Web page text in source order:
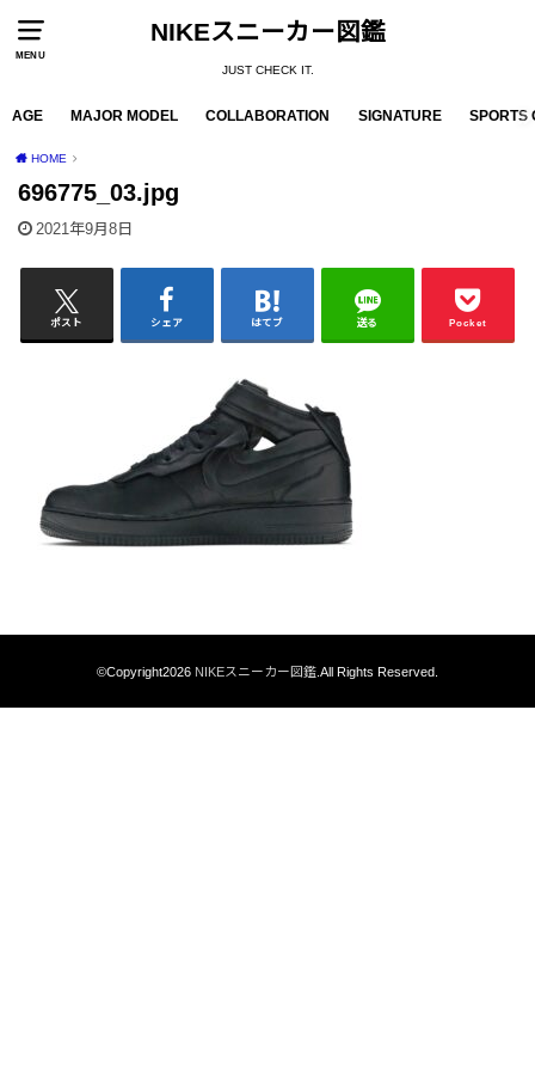
MENU
NIKEスニーカー図鑑
JUST CHECK IT.
AGE MAJOR MODEL COLLABORATION SIGNATURE SPORTS
HOME
696775_03.jpg
2021年9月8日
ポスト シェア はてブ 送る Pocket
©Copyright2026 NIKEスニーカー図鑑.All Rights Reserved.